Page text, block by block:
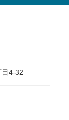
4-32